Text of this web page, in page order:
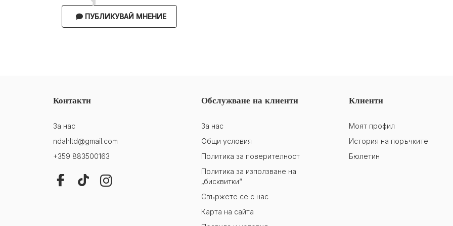
ПУБЛИКУВАЙ МНЕНИЕ
Контакти
За нас
ndahltd@gmail.com
+359 883500163
Обслужване на клиенти
За нас
Общи условия
Политика за поверителност
Политика за използване на
„бисквитки“
Свържете се с нас
Карта на сайта
Клиенти
Моят профил
История на поръчките
Бюлетин